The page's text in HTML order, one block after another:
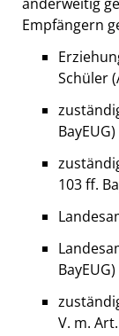
anderweitig
Empfängern
Schüler
BayEUG)
103 ff.
BayEUG)
V. m.